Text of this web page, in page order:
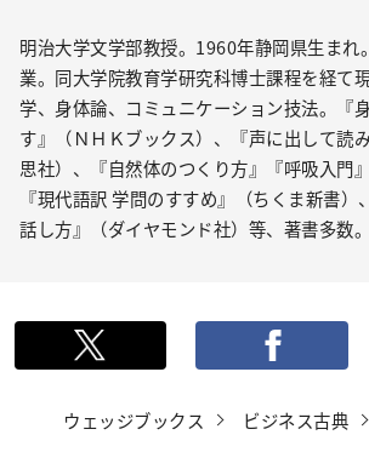
明治大学文学部教授。1960年静岡県生まれ
業。同大学院教育学研究科博士課程を経て
学、身体論、コミュニケーション技法。『
す』（ＮＨＫブックス）、『声に出して読
思社）、『自然体のつくり方』『呼吸入門
『現代語訳 学問のすすめ』（ちくま新書）
話し方』（ダイヤモンド社）等、著書多数。
ポス
ウェッジブックス ビジネス古典